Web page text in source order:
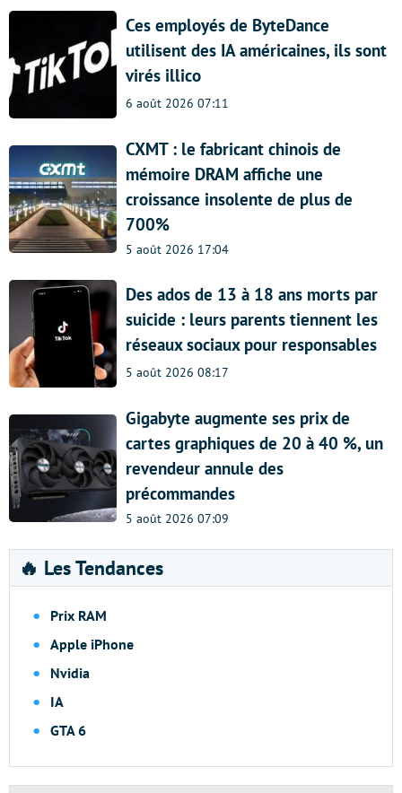
Ces employés de ByteDance
utilisent des IA américaines, ils sont
virés illico
6 août 2026 07:11
CXMT : le fabricant chinois de
mémoire DRAM affiche une
croissance insolente de plus de
700%
5 août 2026 17:04
Des ados de 13 à 18 ans morts par
suicide : leurs parents tiennent les
réseaux sociaux pour responsables
5 août 2026 08:17
Gigabyte augmente ses prix de
cartes graphiques de 20 à 40 %, un
revendeur annule des
précommandes
5 août 2026 07:09
🔥 Les Tendances
Prix RAM
Apple iPhone
Nvidia
IA
GTA 6